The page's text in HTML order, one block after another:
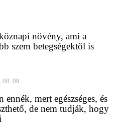
növény, ami a
szem betegségektől is
08. 09.
ennék, mert egészséges, és
de nem tudják, hogy